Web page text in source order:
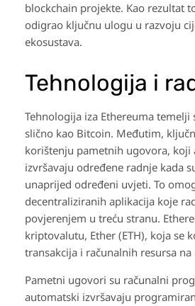
blockchain projekte. Kao rezultat
odigrao ključnu ulogu u razvoju
ekosustava.
Tehnologija i
Tehnologija iza Ethereuma temelji
slično kao Bitcoin. Međutim,
korištenju pametnih ugovora, koji
izvršavaju određene radnje kada
unaprijed određeni uvjeti. To
decentraliziranih aplikacija koje
povjerenjem u treću stranu.
kriptovalutu, Ether (ETH), koja se
transakcija i računalnih resursa na
Pametni ugovori su računalni
automatski izvršavaju